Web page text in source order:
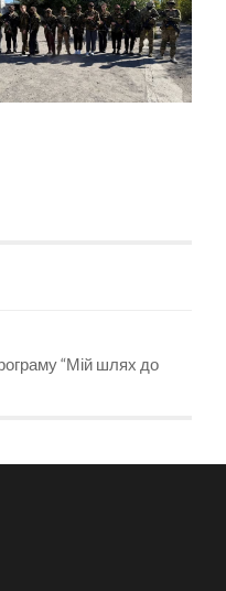
“Мій шлях до